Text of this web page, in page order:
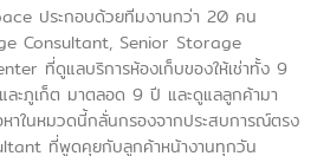
ประกอบด้วยทีมงานกว่า 20 คน
Consultant, Senior Storage
ที่ดูแลบริการห้องเก็บของให้เช่าทั้ง 9
ละภูเก็ต มาตลอด 9 ปี และดูแลลูกค้ามา
าในหมวดนี้กลั่นกรองจากประสบการณ์ตรง
ที่พูดคุยกับลูกค้าหน้างานทุกวัน